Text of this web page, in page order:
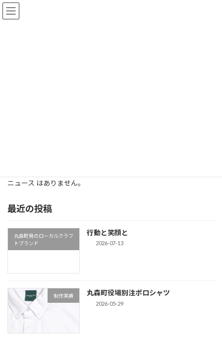
コ
ン
ナ
ビ
ニュース はありません。
最近の投稿
丸森町発のローカルクラフ
トブランド
行動と笑顔と
2026-07-13
制作実績 丸森町役場別注ポロシャツ
2026-05-29